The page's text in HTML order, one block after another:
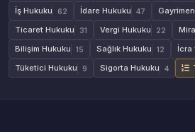
İş Hukuku 62 İdare Hukuku 47
Ticaret Hukuku 31 Vergi Hukuku 22
Bilişim Hukuku 15 Sağlık Hukuku 12 İcra
Tüketici Hukuku 9 Sigorta Hukuku 4